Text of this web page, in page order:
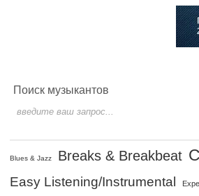
Поиск музыкантов
Blues & Jazz Breaks & Breakbeat
Easy Listening/Instrumental